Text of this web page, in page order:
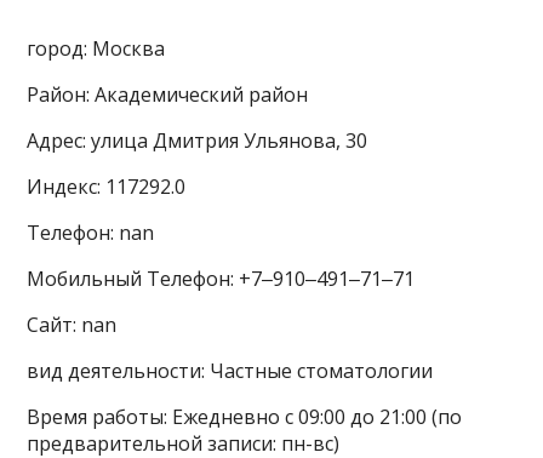
город: Москва
Район: Академический район
Адрес: улица Дмитрия Ульянова, 30
Индекс: 117292.0
Телефон: nan
Мобильный Телефон: +7‒910‒491‒71‒71
Сайт: nan
вид деятельности: Частные стоматологии
Время работы: Ежедневно с 09:00 до 21:00 (по
предварительной записи: пн-вс)